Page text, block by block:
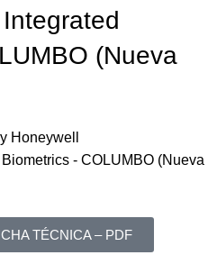
(Nueva
Honeywell
TÉCNICA – PDF